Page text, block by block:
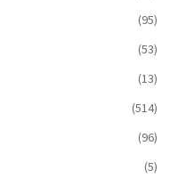
(95)
(53)
(13)
(514)
(96)
(5)